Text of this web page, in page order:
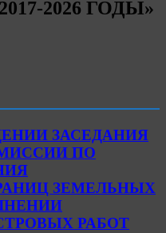
2026 ГОДЫ»
ЗАСЕДАНИЯ
ПО
ЗЕМЕЛЬНЫХ
РАБОТ